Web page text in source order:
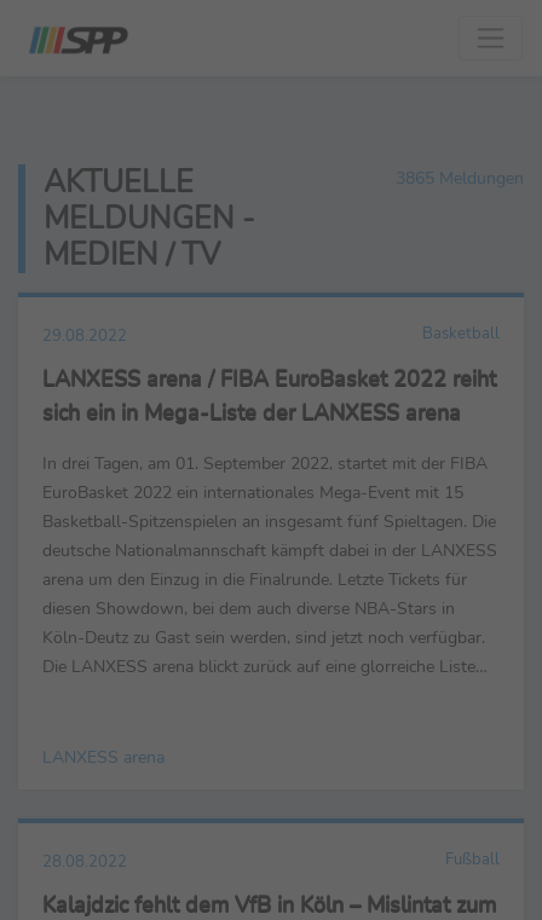
AKTUELLE
MELDUNGEN -
MEDIEN / TV
3865 Meldungen
29.08.2022 Basketball
LANXESS arena / FIBA EuroBasket 2022 reiht
sich ein in Mega-Liste der LANXESS arena
In drei Tagen, am 01. September 2022, startet mit der FIBA
EuroBasket 2022 ein internationales Mega-Event mit 15
Basketball-Spitzenspielen an insgesamt fünf Spieltagen. Die
deutsche Nationalmannschaft kämpft dabei in der LANXESS
arena um den Einzug in die Finalrunde. Letzte Tickets für
diesen Showdown, bei dem auch diverse NBA-Stars in
Köln-Deutz zu Gast sein werden, sind jetzt noch verfügbar.
Die LANXESS arena blickt zurück auf eine glorreiche Liste
LANXESS arena
28.08.2022 Fußball
Kalajdzic fehlt dem VfB in Köln – Mislintat zum